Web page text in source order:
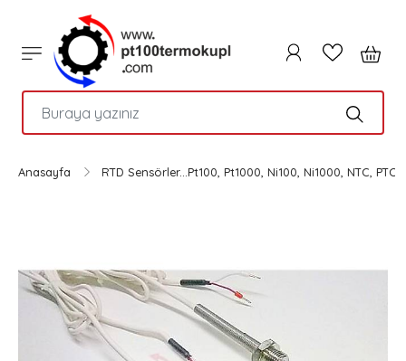
Anasayfa RTD Sensörler...Pt100, Pt1000, Ni100, Ni1000, NTC, PTC